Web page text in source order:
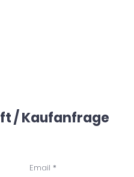
/ Kaufanfrage
Email